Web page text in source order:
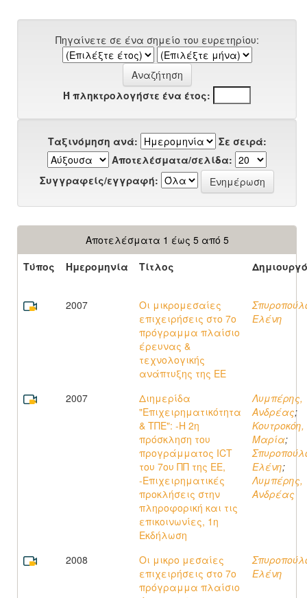
Πηγαίνετε σε ένα σημείο του ευρετηρίου:
Ή πληκτρολογήστε ένα έτος:
Ταξινόμηση ανά:
Σε σειρά:
Αποτελέσματα/σελίδα:
Συγγραφείς/εγγραφή:
Αποτελέσματα 1 έως 5 από 5
Τύπος
Ημερομηνία Τίτλος
2007
Οι μικρομεσαίες
επιχειρήσεις στο 7ο
πρόγραμμα πλαίσιο
έρευνας &
τεχνολογικής
ανάπτυξης της ΕΕ
Ελένη
2007
Διημερίδα
"Επιχειρηματικότητα
& ΤΠΕ": -Η 2η
πρόσκληση του
προγράμματος ICT
του 7ου ΠΠ της ΕΕ,
-Επιχειρηματικές
προκλήσεις στην
πληροφορική και τις
επικοινωνίες, 1η
Εκδήλωση
Λυμπέρης,
Ανδρέας;
Κουτροκόη,
Μαρία;
Ελένη;
Λυμπέρης,
Ανδρέας
2008
Οι μικρο μεσαίες
επιχειρήσεις στο 7ο
πρόγραμμα πλαίσιο
Ελένη